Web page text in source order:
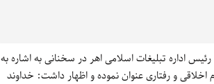
اداره تبلیغات اسلامی اهر در سخنانی به اشاره به
و رفتاری عنوان نموده و اظهار داشت: خداوند